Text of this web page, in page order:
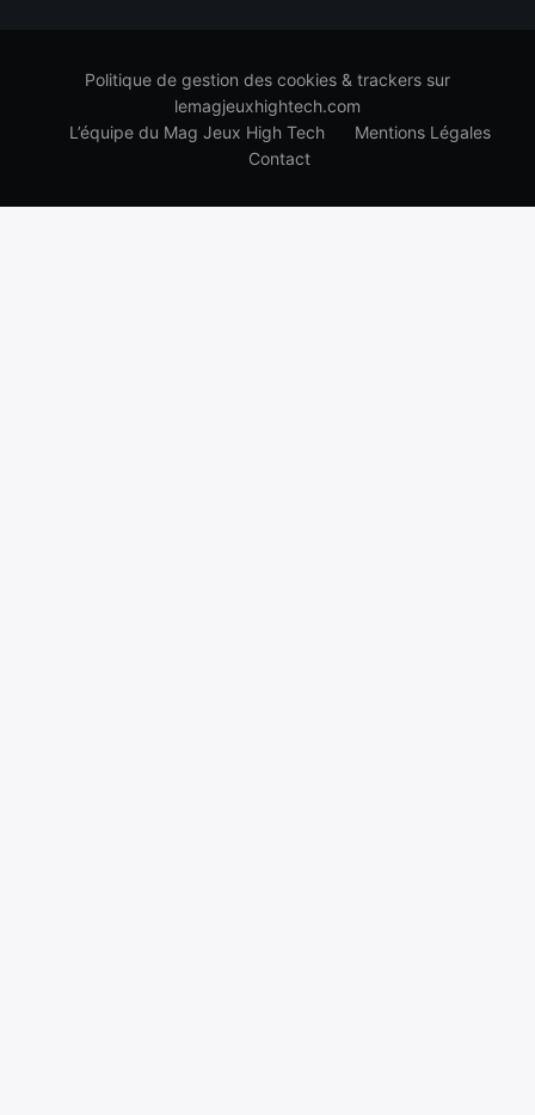
Politique de gestion des cookies & trackers sur
lemagjeuxhightech.com
L’équipe du Mag Jeux High Tech
Mentions Légales
Contact